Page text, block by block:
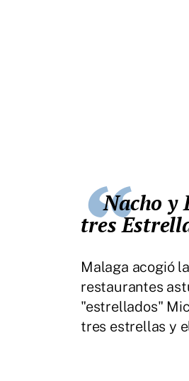
Nacho y Esther Manzano recogieron su chaquetilla de
tres
Malaga acogió
restaurantes
"estrellados"
tres estrellas y